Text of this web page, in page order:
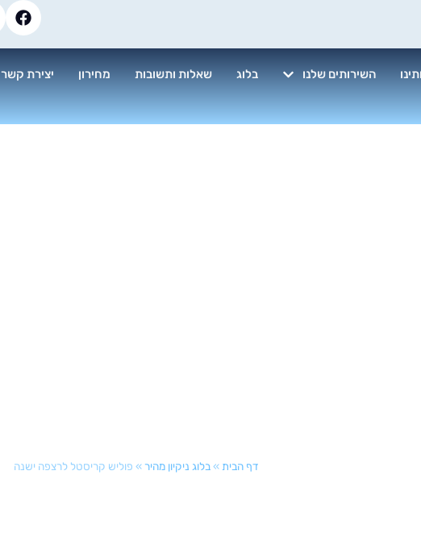
השירותים שלנו בלוג שאלות ותשובות מחירון יצירת קשר
דף הבית »בלוג ניקיון מהיר» פוליש קריסטל לרצפה ישנה